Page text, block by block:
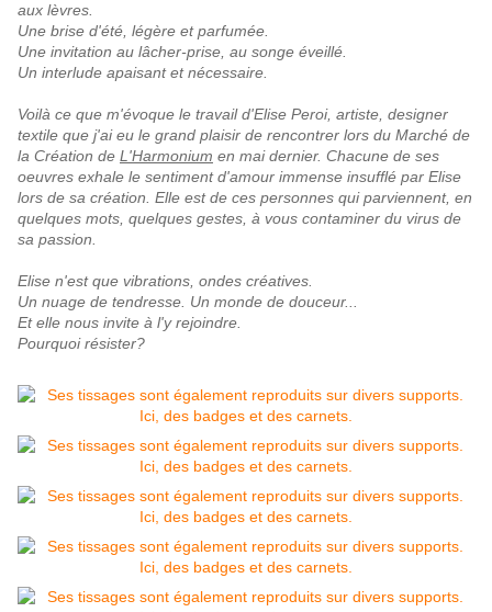
aux lèvres.
Une brise d'été, légère et parfumée.
Une invitation au lâcher-prise, au songe éveillé.
Un interlude apaisant et nécessaire.
Voilà ce que m'évoque le travail d'Elise Peroi, artiste, designer
textile que j'ai eu le grand plaisir de rencontrer lors du Marché de
la Création de L'Harmonium en mai dernier. Chacune de ses
oeuvres exhale le sentiment d'amour immense insufflé par Elise
lors de sa création. Elle est de ces personnes qui parviennent, en
quelques mots, quelques gestes, à vous contaminer du virus de
sa passion.
Elise n'est que vibrations, ondes créatives.
Un nuage de tendresse. Un monde de douceur...
Et elle nous invite à l'y rejoindre.
Pourquoi résister?